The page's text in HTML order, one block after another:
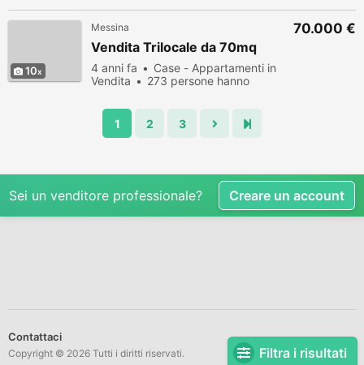
Filtra i risultati
10
Messina
Vendita Trilocale da 70mq
4 anni fa
Case - Appartamenti in
Vendita
273 persone hanno
70.000 €
1 2 3
Sei un venditore professionale? Creare un account
Contattaci
Copyright © 2026 Tutti i diritti riservati.